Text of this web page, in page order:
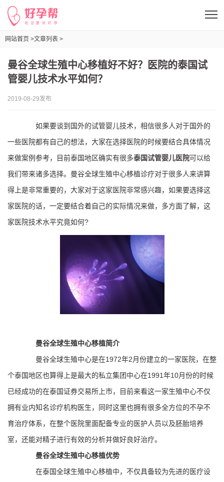
网站首页 >文章列表 >
曼谷全球生殖中心移植好不好？医院的泰国试
管婴儿技术水平如何？
2019-08-29发布
如果要谈到国外的试管婴儿技术，相信很多人对于国外的
一些医院都有自己的想法，大家在选择医院的时候要结合具体情况
来做案例参考，目前泰国地区确实有很多泰国试管婴儿医院可以给
我们带来诸多选择。曼谷全球生殖中心移植诊疗对于很多人来讲算
得上是非常重要的，大家对于这家医院非常感兴趣，如果要选择这
家医院的话，一定要结合着自己的实际情况来做，多方面了解，这
家医院技术水平究竟如何?
曼谷全球生殖中心移植简介
曼谷全球生殖中心是在1972年2月份建立的一家医院，在整
个泰国地区也算得上是最大的私立集团中心在1991年10月份的时候
已经成功的在泰国证券交易所上市，目前来看这一家生殖中心不仅
拥有业内知名诊疗机构医生，同时这里也拥有很多全方位的不孕不
育治疗体系，在整个医院里面配备专业的医护人员以及胚胎培养
室，还能对精子进行有效的分析并做好良好治疗。
曼谷全球生殖中心移植优势
在泰国全球生殖中心移植中，不仅具备较为先进的医疗设